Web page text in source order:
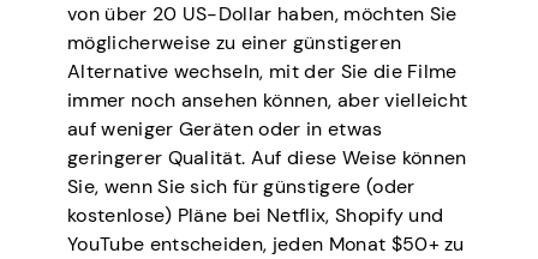
von über 20 US-Dollar haben, möchten Sie
möglicherweise zu einer günstigeren
Alternative wechseln, mit der Sie die Filme
immer noch ansehen können, aber vielleicht
auf weniger Geräten oder in etwas
geringerer Qualität. Auf diese Weise können
Sie, wenn Sie sich für günstigere (oder
kostenlose) Pläne bei Netflix, Shopify und
YouTube entscheiden, jeden Monat $50+ zu